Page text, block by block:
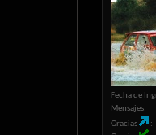
Fecha de
Mensajes
Gracias